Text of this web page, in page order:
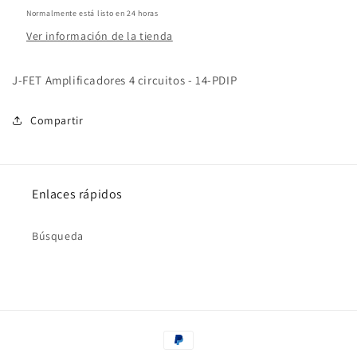
Normalmente está listo en 24 horas
Ver información de la tienda
J-FET Amplificadores 4 circuitos - 14-PDIP
Compartir
Enlaces rápidos
Búsqueda
Formas